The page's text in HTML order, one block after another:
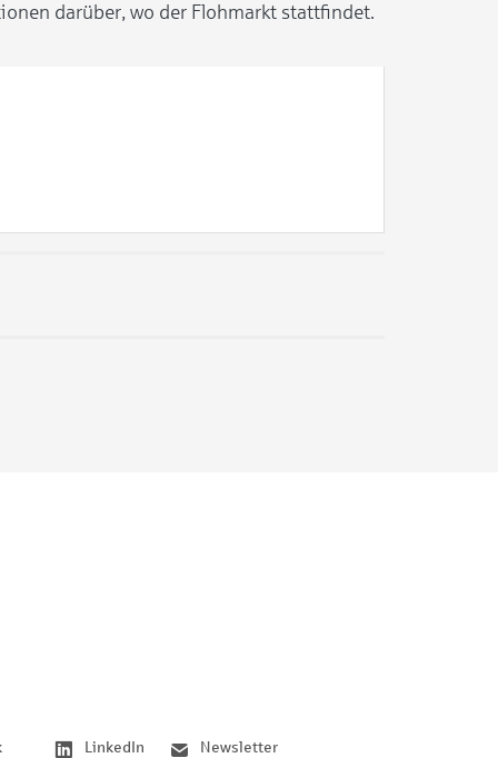
darüber, wo der Flohmarkt stattfindet.
LinkedIn Newsletter